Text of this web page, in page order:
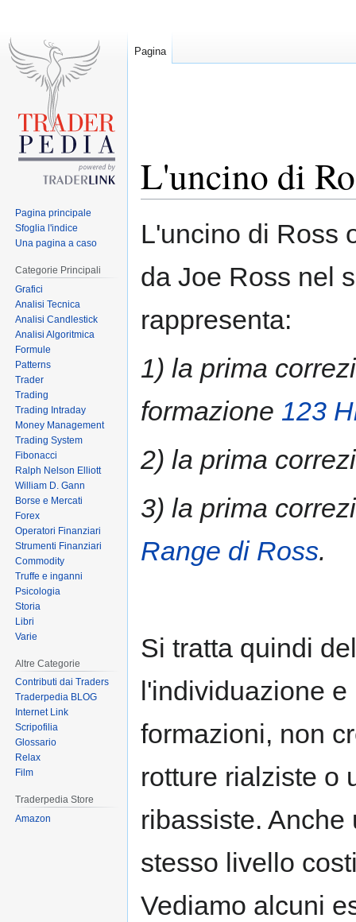
L'uncino di
to
to
L'uncino di Ross
da Joe Ross nel
rappresenta:
1) la prima
formazione 123
2) la prima
3) la prima
Range di Ross.
Si tratta quindi
l'individuazione
formazioni, non
rotture rialziste o
ribassiste.
stesso livello
Vediamo alcuni
Pagina
Pagina principale
Sfoglia l'indice
Una pagina a caso
Categorie Principali
Grafici
Analisi Tecnica
Analisi Candlestick
Analisi Algoritmica
Formule
Patterns
Trader
Trading
Trading Intraday
Money Management
Trading System
Fibonacci
Ralph Nelson Elliott
William D. Gann
Borse e Mercati
Forex
Operatori Finanziari
Strumenti Finanziari
Commodity
Truffe e inganni
Psicologia
Storia
Libri
Varie
Altre Categorie
Contributi dai Traders
Traderpedia BLOG
Internet Link
Scripofilia
Glossario
Relax
Film
Traderpedia Store
Amazon